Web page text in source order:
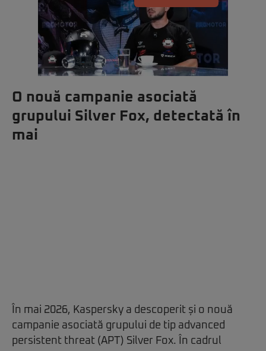
O nouă campanie asociată
grupului Silver Fox, detectată în
mai
În mai 2026, Kaspersky a descoperit și o nouă
campanie asociată grupului de tip advanced
persistent threat (APT) Silver Fox. În cadrul